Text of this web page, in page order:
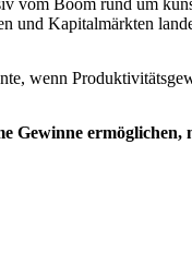
und Kapitalmärkten
wenn
Gewinne